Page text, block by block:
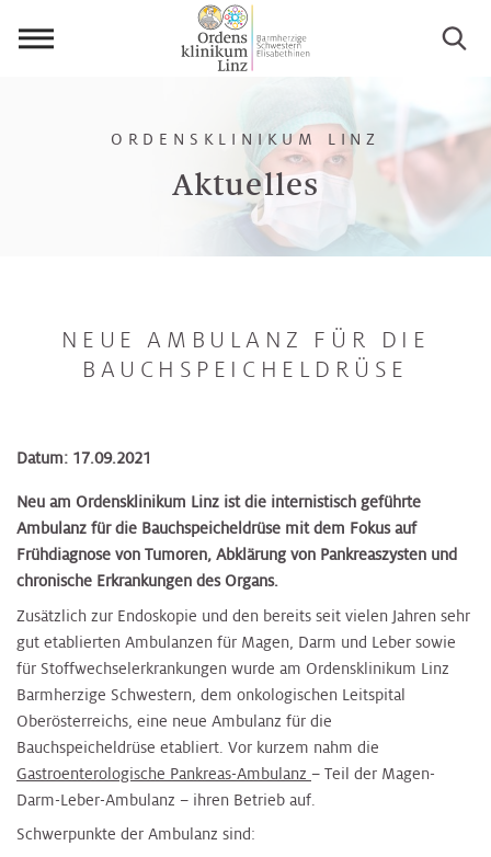
Aktuelles
ORDENSKLINIKUM LINZ
NEUE AMBULANZ FÜR DIE
BAUCHSPEICHELDRÜSE
Datum: 17.09.2021
Neu am Ordensklinikum Linz ist die internistisch geführte
Ambulanz für die Bauchspeicheldrüse mit dem Fokus auf
Frühdiagnose von Tumoren, Abklärung von Pankreaszysten und
chronische Erkrankungen des Organs.
Zusätzlich zur Endoskopie und den bereits seit vielen Jahren sehr
gut etablierten Ambulanzen für Magen, Darm und Leber sowie
für Stoffwechselerkrankungen wurde am Ordensklinikum Linz
Barmherzige Schwestern, dem onkologischen Leitspital
Oberösterreichs, eine neue Ambulanz für die
Bauchspeicheldrüse etabliert. Vor kurzem nahm die
Gastroenterologische Pankreas-Ambulanz – Teil der Magen-
Darm-Leber-Ambulanz – ihren Betrieb auf.
Schwerpunkte der Ambulanz sind: